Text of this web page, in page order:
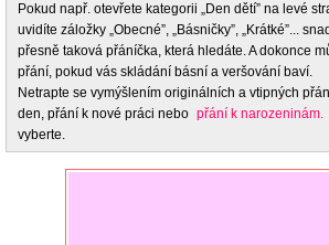
Pokud např. otevřete kategorii „Den dětí” na levé
uvidíte záložky „Obecné”, „Básničky”, „Krátké”...
přesně taková přáníčka, která hledáte. A dokonce
přání, pokud vás skládání básní a veršování baví.
Netrapte se vymýšlením originálních a vtipných
den, přání k nové práci nebo přání k narozeninám.
vyberte.